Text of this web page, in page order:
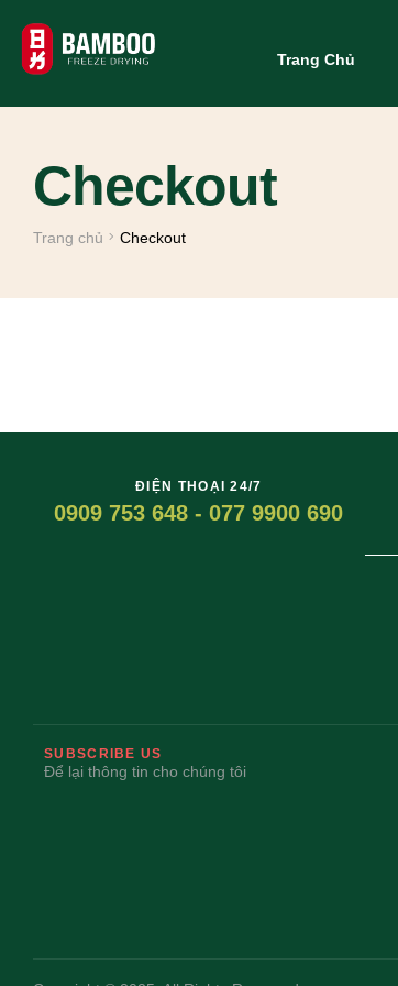
Trang Chủ
Checkout
Trang chủ Checkout
ĐIỆN THOẠI 24/7
0909 753 648 - 077 9900 690
SUBSCRIBE US
Để lại thông tin cho chúng tôi